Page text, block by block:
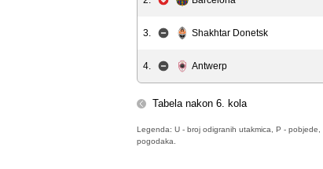
3. Shakhtar Donetsk
4. Antwerp
Tabela nakon 6. kola
Legenda: U - broj odigranih utakmica, P -
pogodaka.